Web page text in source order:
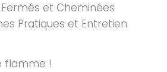
et Cheminées
Pratiques et Entretien
flamme !